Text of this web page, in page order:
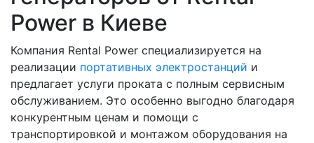
Power в Киеве
Компания Rental Power специализируется на
реализации портативных электростанций и
предлагает услуги проката с полным сервисным
обслуживанием. Это особенно выгодно благодаря
конкурентным ценам и помощи с
транспортировкой и монтажом оборудования на